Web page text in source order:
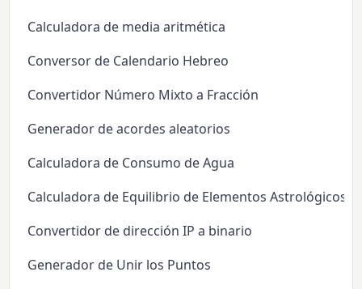
Calculadora de media aritmética
Conversor de Calendario Hebreo
Convertidor Número Mixto a Fracción
Generador de acordes aleatorios
Calculadora de Consumo de Agua
Calculadora de Equilibrio de Elementos Astrológicos
Convertidor de dirección IP a binario
Generador de Unir los Puntos